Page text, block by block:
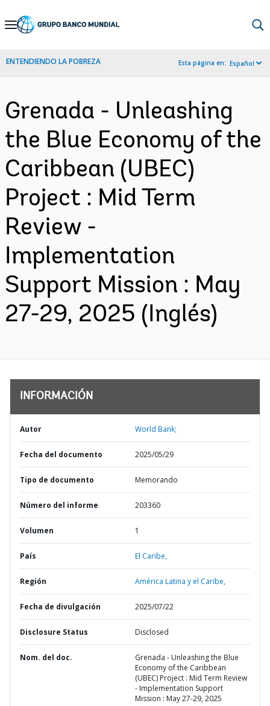
Skip
Navigation
ENTENDIENDO LA POBREZA Esta página en: Español
Grenada - Unleashing
the Blue Economy of the
Caribbean (UBEC)
Project : Mid Term
Review -
Implementation
Support Mission : May
27-29, 2025 (Inglés)
INFORMACIÓN
Autor World Bank;
Fecha del documento 2025/05/29
Tipo de documento Memorando
Número del informe 203360
Volumen 1
País El Caribe,
Región América Latina y el Caribe,
Fecha de divulgación 2025/07/22
Disclosure Status Disclosed
Nom. del doc.
Grenada - Unleashing the Blue
Economy of the Caribbean
(UBEC) Project : Mid Term Review
- Implementation Support
Mission : May 27-29, 2025